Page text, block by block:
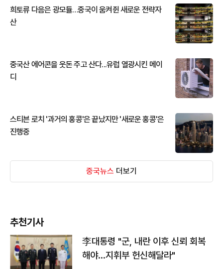
희토류 다음은 광모듈…중국이 움켜쥔 새로운 전략자
산
중국산 에어콘을 웃돈 주고 산다...유럽 열광시킨 메이
디
스티븐 로치 '과거의 홍콩'은 끝났지만 '새로운 홍콩'은
진행중
중국뉴스 더보기
추천기사
李대통령 "군, 내란 이후 신뢰 회복
해야…지휘부 헌신해달라"